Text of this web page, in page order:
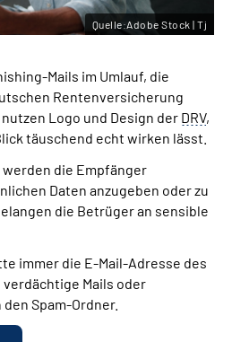
Mails im Umlauf, die
Rentenversicherung
Logo und Design der DRV,
täuschend echt wirken lässt.
die Empfänger
Daten anzugeben oder zu
die Betrüger an sensible
immer die E-Mail-Adresse des
Mails oder
Spam-Ordner.
Quelle:Adobe Stock | Tj